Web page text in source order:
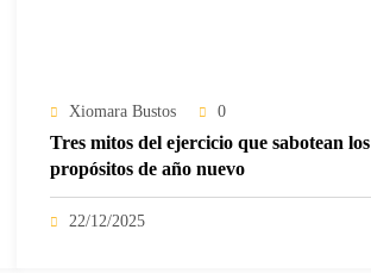
Xiomara Bustos 0
Tres mitos del ejercicio que sabotean los
propósitos de año nuevo
22/12/2025